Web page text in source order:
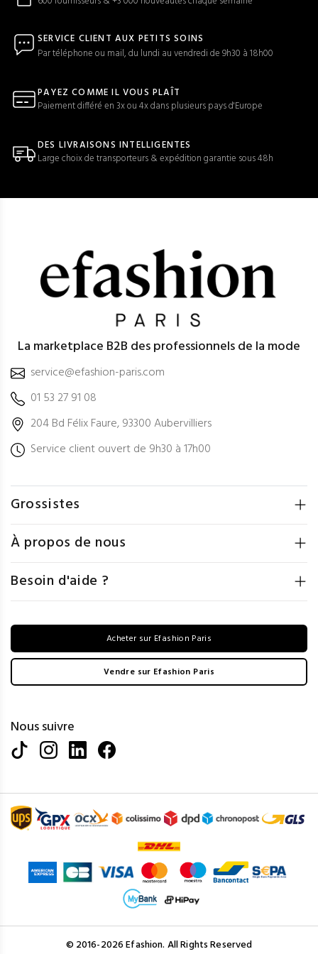
SERVICE CLIENT AUX PETITS SOINS
Par téléphone ou mail, du lundi au vendredi de 9h30 à 18h00
PAYEZ COMME IL VOUS PLAÎT
Paiement différé en 3x ou 4x dans plusieurs pays d'Europe
DES LIVRAISONS INTELLIGENTES
Large choix de transporteurs & expédition garantie sous 48h
La marketplace B2B des professionnels de la mode
service@efashion-paris.com
01 53 27 91 08
204 Bd Félix Faure, 93300 Aubervilliers
Service client ouvert de 9h30 à 17h00
Grossistes
À propos de nous
Besoin d'aide ?
Acheter sur Efashion Paris
Vendre sur Efashion Paris
Nous suivre
© 2016-2026 Efashion. All Rights Reserved